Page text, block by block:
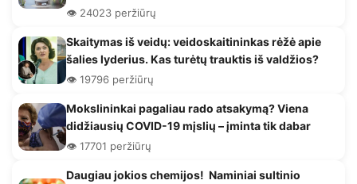
👁️ 24023 peržiūrų
Skaitymas iš veidų: veidoskaitininkas rėžė apie
šalies lyderius. Kas turėtų trauktis iš valdžios?
👁️ 19796 peržiūrų
Mokslininkai pagaliau rado atsakymą? Viena
didžiausių COVID-19 mįslių – įminta tik dabar
👁️ 17701 peržiūrų
Daugiau jokios chemijos! Naminiai sultinio